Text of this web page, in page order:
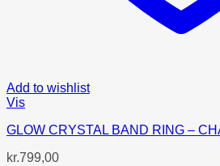
Add to wishlist
Vis
GLOW CRYSTAL BAND RING –
kr.799,00